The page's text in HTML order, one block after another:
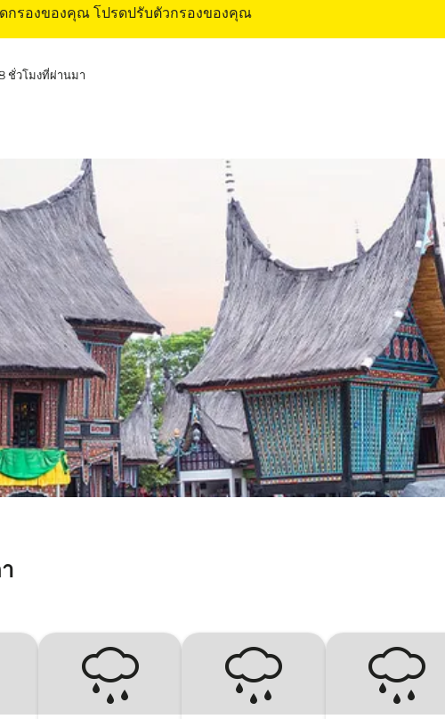
กรองของคุณ โปรดปรับตัวกรองของคุณ
ชั่วโมงที่ผ่านมา